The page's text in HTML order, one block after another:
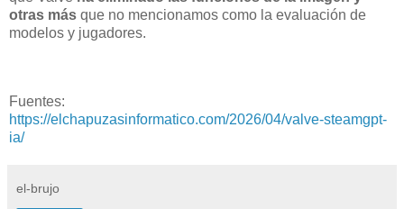
otras más que no mencionamos como la evaluación de
modelos y jugadores.
Fuentes:
https://elchapuzasinformatico.com/2026/04/valve-steamgpt-
ia/
el-brujo